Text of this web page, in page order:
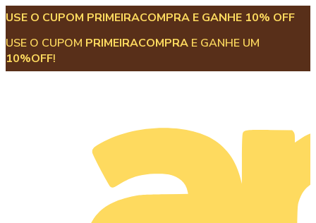
USE O CUPOM PRIMEIRACOMPRA E GANHE 10% OFF
USE O CUPOM PRIMEIRACOMPRA E GANHE UM
10%OFF!